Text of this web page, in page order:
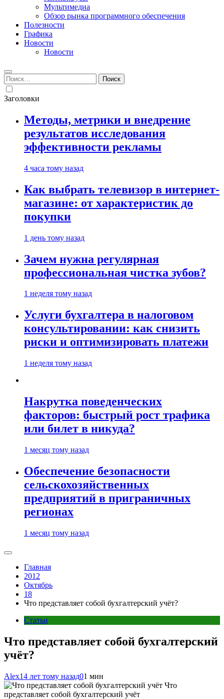
Мультимедиа
Обзор рынка программного обеспечения
Полезности
Графика
Новости
Новости
Найти:
Заголовки
Методы, метрики и внедрение
результатов исследования
эффективности рекламы
4 часа тому назад
Как выбрать телевизор в интернет-
магазине: от характеристик до
покупки
1 день тому назад
Зачем нужна регулярная
профессиональная чистка зубов?
1 неделя тому назад
Услуги бухгалтера в налоговом
консультировании: как снизить
риски и оптимизировать платежи
1 неделя тому назад
Накрутка поведенческих
факторов: быстрый рост трафика
или билет в никуда?
1 месяц тому назад
Обеспечение безопасности
сельскохозяйственных
предприятий в приграничных
регионах
1 месяц тому назад
Главная
2012
Октябрь
18
Что представляет собой бухгалтерский учёт?
Статьи
Что представляет собой бухгалтерский
учёт?
Alex14 лет тому назад01 мин
Что
представляет собой бухгалтерский учёт